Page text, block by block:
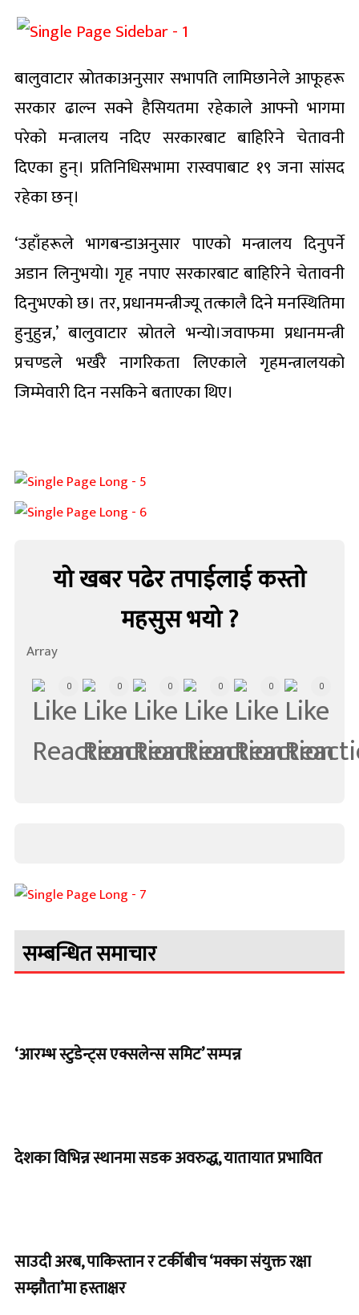
बालुवाटार स्रोतकाअनुसार सभापति लामिछानेले आफूहरू
सरकार ढाल्न सक्ने हैसियतमा रहेकाले आफ्नो भागमा
परेको मन्त्रालय नदिए सरकारबाट बाहिरिने चेतावनी
दिएका हुन्। प्रतिनिधिसभामा रास्वपाबाट १९ जना सांसद
रहेका छन्।
‘उहाँहरूले भागबन्डाअनुसार पाएको मन्त्रालय दिनुपर्ने
अडान लिनुभयो। गृह नपाए सरकारबाट बाहिरिने चेतावनी
दिनुभएको छ। तर, प्रधानमन्त्रीज्यू तत्कालै दिने मनस्थितिमा
हुनुहुन्न,’ बालुवाटार स्रोतले भन्यो।जवाफमा प्रधानमन्त्री
प्रचण्डले भर्खरै नागरिकता लिएकाले गृहमन्त्रालयको
जिम्मेवारी दिन नसकिने बताएका थिए।
यो खबर पढेर तपाईलाई कस्तो
महसुस भयो ?
Array
0 0 0 0 0 0
सम्बन्धित समाचार
‘आरम्भ स्टुडेन्ट्स एक्सलेन्स समिट’ सम्पन्न
देशका विभिन्न स्थानमा सडक अवरुद्ध, यातायात प्रभावित
साउदी अरब, पाकिस्तान र टर्कीबीच ‘मक्का संयुक्त रक्षा
सम्झौता’मा हस्ताक्षर